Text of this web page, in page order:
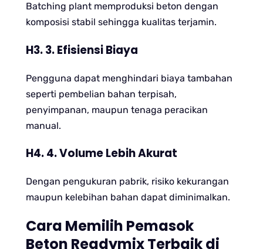
Batching plant memproduksi beton dengan
komposisi stabil sehingga kualitas terjamin.
H3. 3. Efisiensi Biaya
Pengguna dapat menghindari biaya tambahan
seperti pembelian bahan terpisah,
penyimpanan, maupun tenaga peracikan
manual.
H4. 4. Volume Lebih Akurat
Dengan pengukuran pabrik, risiko kekurangan
maupun kelebihan bahan dapat diminimalkan.
Cara Memilih Pemasok
Beton Readymix Terbaik di